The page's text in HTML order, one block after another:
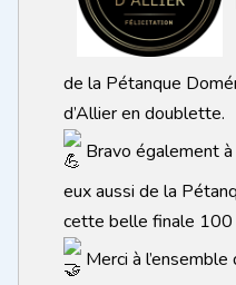
de la Pétanque
d’Allier en doublette.
Bravo également
eux aussi de la
cette belle finale 100
Merci à